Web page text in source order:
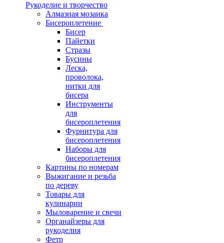
Рукоделие и творчество
Алмазная мозаика
Бисероплетение
Бисер
Пайетки
Стразы
Бусины
Леска,
проволока,
нитки для
бисера
Инструменты
для
бисероплетения
Фурнитура для
бисероплетения
Наборы для
бисероплетения
Картины по номерам
Выжигание и резьба
по дереву
Товары для
кулинарии
Мыловарение и свечи
Органайзеры для
рукоделия
Фетр